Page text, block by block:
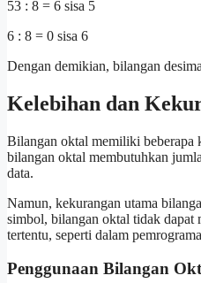
53 : 8 = 6 sisa 5
6 : 8 = 0 sisa 6
Dengan demikian, bilangan
Kelebihan dan
Bilangan oktal memiliki beberapa
bilangan oktal membutuhkan
data.
Namun, kekurangan utama
simbol, bilangan oktal tidak dapat
tertentu, seperti dalam
Penggunaan Bilangan